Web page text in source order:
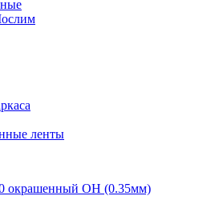
ленты